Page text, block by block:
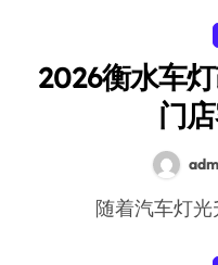
2026衡水车
门
随着汽车灯